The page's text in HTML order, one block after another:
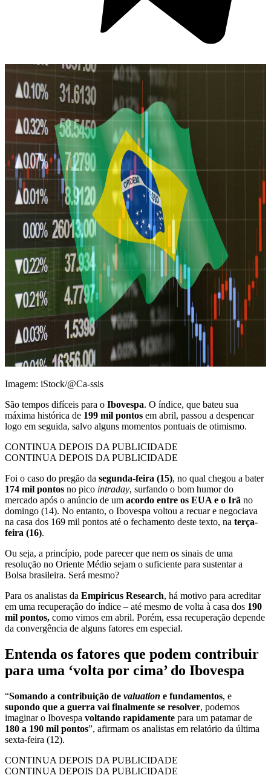
Imagem: iStock/@Ca-ssis
São tempos difíceis para o Ibovespa. O índice, que bateu sua
máxima histórica de 199 mil pontos em abril, passou a despencar
logo em seguida, salvo alguns momentos pontuais de otimismo.
CONTINUA DEPOIS DA PUBLICIDADE
CONTINUA DEPOIS DA PUBLICIDADE
Foi o caso do pregão da segunda-feira (15), no qual chegou a bater
174 mil pontos no pico intraday, surfando o bom humor do
mercado após o anúncio de um acordo entre os EUA e o Irã no
domingo (14). No entanto, o Ibovespa voltou a recuar e negociava
na casa dos 169 mil pontos até o fechamento deste texto, na terça-
feira (16).
Ou seja, a princípio, pode parecer que nem os sinais de uma
resolução no Oriente Médio sejam o suficiente para sustentar a
Bolsa brasileira. Será mesmo?
Para os analistas da Empiricus Research, há motivo para acreditar
em uma recuperação do índice – até mesmo de volta à casa dos 190
mil pontos, como vimos em abril. Porém, essa recuperação depende
da convergência de alguns fatores em especial.
Entenda os fatores que podem contribuir
para uma ‘volta por cima’ do Ibovespa
“Somando a contribuição de valuation e fundamentos, e
supondo que a guerra vai finalmente se resolver, podemos
imaginar o Ibovespa voltando rapidamente para um patamar de
180 a 190 mil pontos”, afirmam os analistas em relatório da última
sexta-feira (12).
CONTINUA DEPOIS DA PUBLICIDADE
CONTINUA DEPOIS DA PUBLICIDADE